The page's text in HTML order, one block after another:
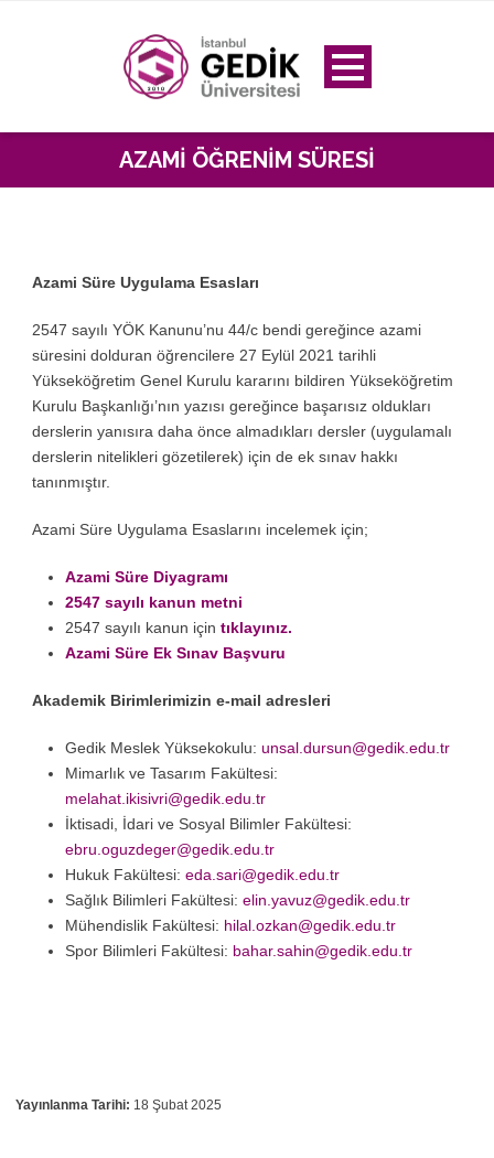
AZAMI ÖĞRENIM SÜRESI
Azami Süre Uygulama Esasları
2547 sayılı YÖK Kanunu’nu 44/c bendi gereğince azami
süresini dolduran öğrencilere 27 Eylül 2021 tarihli
Yükseköğretim Genel Kurulu kararını bildiren Yükseköğretim
Kurulu Başkanlığı’nın yazısı gereğince başarısız oldukları
derslerin yanısıra daha önce almadıkları dersler (uygulamalı
derslerin nitelikleri gözetilerek) için de ek sınav hakkı
tanınmıştır.
Azami Süre Uygulama Esaslarını incelemek için;
Azami Süre Diyagramı
2547 sayılı kanun metni
2547 sayılı kanun için tıklayınız.
Azami Süre Ek Sınav Başvuru
Akademik Birimlerimizin e-mail adresleri
Gedik Meslek Yüksekokulu: unsal.dursun@gedik.edu.tr
Mimarlık ve Tasarım Fakültesi:
melahat.ikisivri@gedik.edu.tr
İktisadi, İdari ve Sosyal Bilimler Fakültesi:
ebru.oguzdeger@gedik.edu.tr
Hukuk Fakültesi: eda.sari@gedik.edu.tr
Sağlık Bilimleri Fakültesi: elin.yavuz@gedik.edu.tr
Mühendislik Fakültesi: hilal.ozkan@gedik.edu.tr
Spor Bilimleri Fakültesi: bahar.sahin@gedik.edu.tr
Yayınlanma Tarihi: 18 Şubat 2025